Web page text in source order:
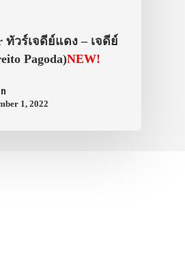
ทัวร์เจดีย์แดง – เจดีย์
Pagoda)NEW!
1, 2022